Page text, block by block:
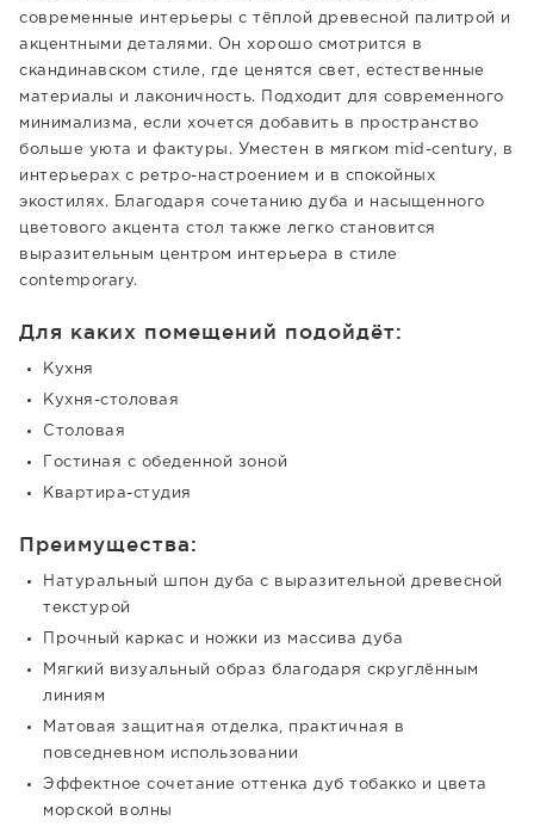
современные интерьеры с тёплой древесной палитрой и
акцентными деталями. Он хорошо смотрится в
скандинавском стиле, где ценятся свет, естественные
материалы и лаконичность. Подходит для современного
минимализма, если хочется добавить в пространство
больше уюта и фактуры. Уместен в мягком mid-century, в
интерьерах с ретро-настроением и в спокойных
экостилях. Благодаря сочетанию дуба и насыщенного
цветового акцента стол также легко становится
выразительным центром интерьера в стиле
contemporary.
Для каких помещений подойдёт:
Кухня
Кухня-столовая
Столовая
Гостиная с обеденной зоной
Квартира-студия
Преимущества:
Натуральный шпон дуба с выразительной древесной
текстурой
Прочный каркас и ножки из массива дуба
Мягкий визуальный образ благодаря скруглённым
линиям
Матовая защитная отделка, практичная в
повседневном использовании
Эффектное сочетание оттенка дуб тобакко и цвета
морской волны